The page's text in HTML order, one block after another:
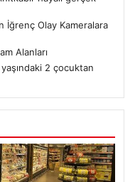
İğrenç Olay Kameralara
Alanları
2 çocuktan